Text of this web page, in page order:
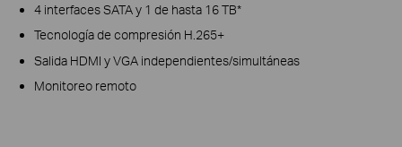
4 interfaces SATA y 1 de hasta 16 TB*
Tecnología de compresión H.265+
Salida HDMI y VGA independientes/simultáneas
Monitoreo remoto